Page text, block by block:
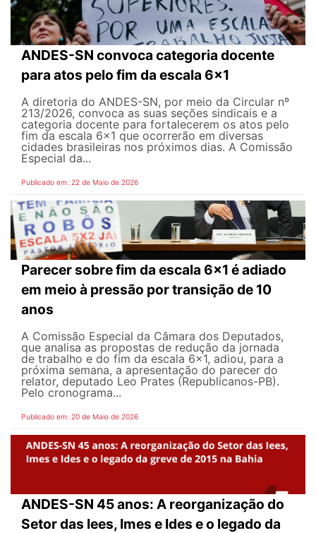
ANDES-SN convoca categoria docente
para atos pelo fim da escala 6x1
A diretoria do ANDES-SN, por meio da Circular nº
213/2026, convoca as suas seções sindicais e a
categoria docente para fortalecerem os atos pelo
fim da escala 6x1 que ocorrerão em diversas
cidades brasileiras nos próximos dias. A Comissão
Especial da...
Publicado em: 22 de Maio de 2026
Parecer sobre fim da escala 6x1 é adiado
em meio à pressão por transição de 10
anos
A Comissão Especial da Câmara dos Deputados,
que analisa as propostas de redução da jornada
de trabalho e do fim da escala 6x1, adiou, para a
próxima semana, a apresentação do parecer do
relator, deputado Leo Prates (Republicanos-PB).
Pelo cronograma...
Publicado em: 20 de Maio de 2026
ANDES-SN 45 anos: A reorganização do
Setor das Iees, Imes e Ides e o legado da